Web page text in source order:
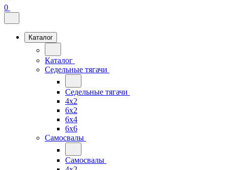
0
Каталог
Каталог
Седельные тягачи
Седельные тягачи
4x2
6x2
6x4
6x6
Самосвалы
Самосвалы